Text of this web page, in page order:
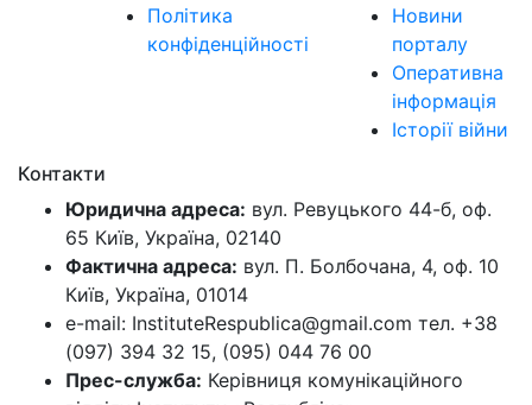
Політика
конфіденційності
Новини
порталу
Оперативна
інформація
Історії війни
Контакти
Юридична адреса: вул. Ревуцького 44-б, оф.
65 Київ, Україна, 02140
Фактична адреса: вул. П. Болбочана, 4, оф. 10
Київ, Україна, 01014
e-mail: InstituteRespublica@gmail.com тел. +38
(097) 394 32 15, (095) 044 76 00
Прес-служба: Керівниця комунікаційного